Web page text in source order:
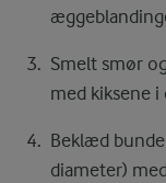
Smelt smør
med kiksene i
Beklæd
diameter)